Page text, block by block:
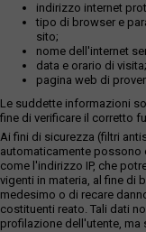
indirizzo internet
tipo di browser e
sito;
nome dell'internet
data e orario di visita;
pagina web di
Le suddette informazioni
fine di verificare il corretto
Ai fini di sicurezza (filtri
automaticamente possono
come l'indirizzo IP, che
vigenti in materia, al fine di
medesimo o di recare
costituenti reato. Tali dati
profilazione dell'utente, ma